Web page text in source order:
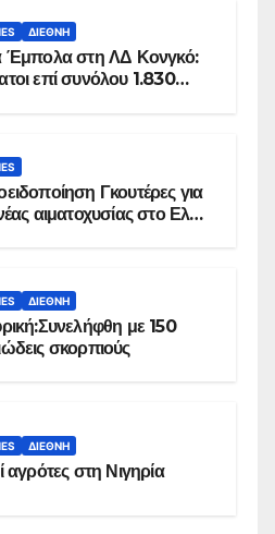
ΔΙΕΘΝΉ
Έμπολα στη ΛΔ Κονγκό:
επί συνόλου 1.830
Γκουτέρες για
αιματοχυσίας στο Ελ
ΔΙΕΘΝΉ
με 150
σκορπιούς
ΔΙΕΘΝΉ
αγρότες στη Νιγηρία